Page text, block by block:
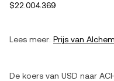
$22.004.369
Lees meer: Prijs van
De koers van USD naar